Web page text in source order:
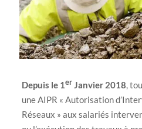
Depuis le 1erJanvier 2018,
une AIPR « Autorisation
Réseaux » aux salariés